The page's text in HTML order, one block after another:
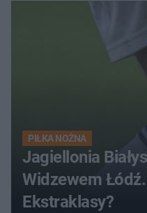
PIŁKA NOŻNA
Jagiellonia
Widzewem
Ekstraklasy?